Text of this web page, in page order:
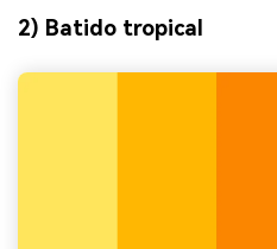
2) Batido tropical